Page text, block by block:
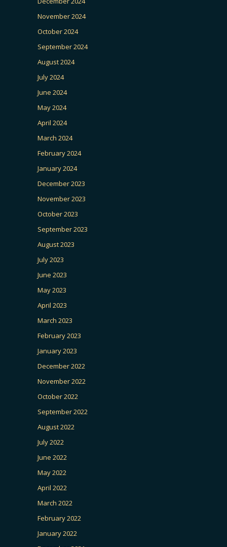
November 2024
October 2024
September 2024
August 2024
July 2024
June 2024
May 2024
April 2024
March 2024
February 2024
January 2024
December 2023
November 2023
October 2023
September 2023
August 2023
July 2023
June 2023
May 2023
April 2023
March 2023
February 2023
January 2023
December 2022
November 2022
October 2022
September 2022
August 2022
July 2022
June 2022
May 2022
April 2022
March 2022
February 2022
January 2022